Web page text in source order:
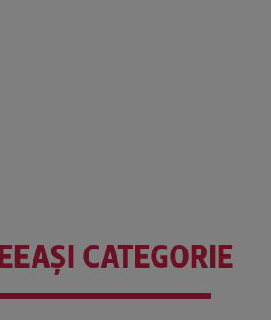
CATEGORIE